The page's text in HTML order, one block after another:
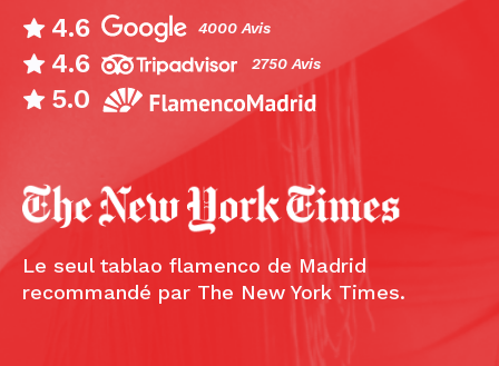
4.6 4000 Avis
4.6 2750 Avis
5.0
Le seul tablao flamenco de Madrid
recommandé par The New York Times.